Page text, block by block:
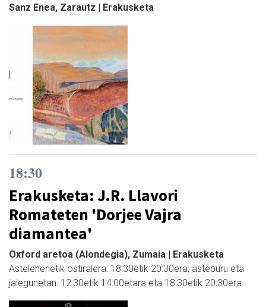
Sanz Enea, Zarautz | Erakusketa
18:30
Erakusketa: J.R. Llavori
Romateten 'Dorjee Vajra
diamantea'
Oxford aretoa (Alondegia), Zumaia | Erakusketa
Astelehenetik ostiralera: 18:30etik 20:30era; asteburu eta
jaiegunetan: 12:30etik 14:00etara eta 18:30etik 20:30era.